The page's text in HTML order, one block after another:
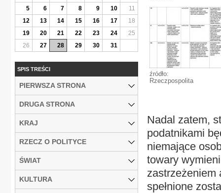
źródło:
Rzeczpospolita
Nadal zatem,
podatnikami
niemające
towary
zastrzeżeniem
spełnione
5
6 7 8 9 10
11
12
13 14 15 16 17
18
19
20 21 22 23 24
25
26
27 28 29 30 31
SPIS TREŚCI
PIERWSZA STRONA
DRUGA STRONA
KRAJ
RZECZ O POLITYCE
ŚWIAT
KULTURA